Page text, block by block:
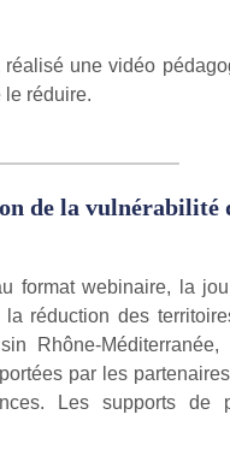
une vidéo
le réduire.
de la
format webinaire, la
réduction des
Rhône-
par les
Les supports de